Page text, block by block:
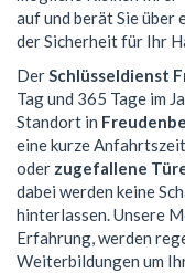
auf und berät Sie über
der Sicherheit für Ihr
DerSchlüsseldienst
Tag und 365 Tage im
Standort in
eine kurze
oder zugefallene
dabei werden keine
hinterlassen. Unsere
Erfahrung, werden
Weiterbildungen um